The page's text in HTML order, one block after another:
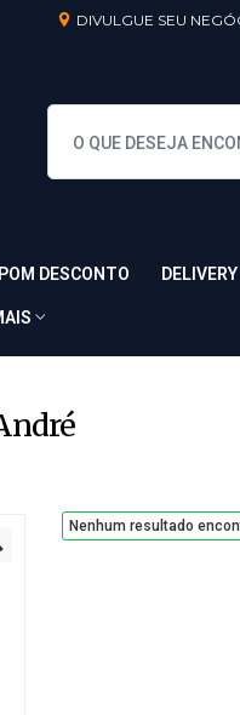
DIVULGUE SEU
DESCONTO DELIVERY
Nenhum resultado